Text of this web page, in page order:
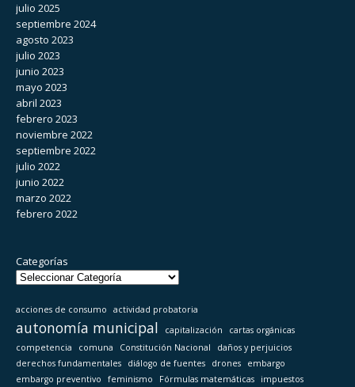
julio 2025
septiembre 2024
agosto 2023
julio 2023
junio 2023
mayo 2023
abril 2023
febrero 2023
noviembre 2022
septiembre 2022
julio 2022
junio 2022
marzo 2022
febrero 2022
Categorías
acciones de consumo actividad probatoria
autonomía municipal capitalización
cartas orgánicas
competencia
comuna Constitución Nacional
daños y perjuicios
derechos fundamentales
diálogo de fuentes drones
embargo
embargo preventivo
feminismo Fórmulas matemáticas
impuestos